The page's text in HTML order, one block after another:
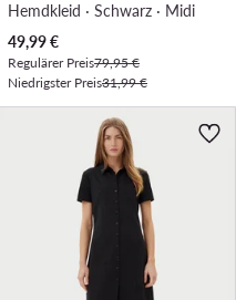
Hemdkleid · Schwarz · Midi
Aktueller Preis
49,99€
Regulärer Preis79,95 €
Niedrigster Preis31,99 €